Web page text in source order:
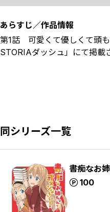
あらすじ／作品情報
第1話 可愛くて優しくて頭
STORIAダッシュ」にて掲載
同シリーズ一覧
書痴なお
100
ポイント